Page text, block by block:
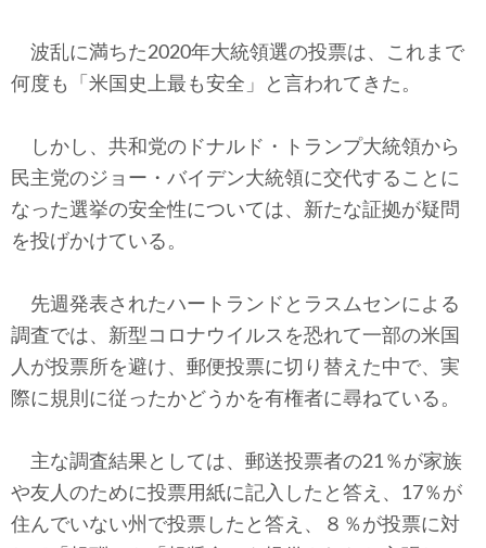
東アジア
波乱に満ちた2020年大統領選の投票は、これまで
何度も「米国史上最も安全」と言われてきた。
しかし、共和党のドナルド・トランプ大統領から
民主党のジョー・バイデン大統領に交代することに
なった選挙の安全性については、新たな証拠が疑問
を投げかけている。
先週発表されたハートランドとラスムセンによる
調査では、新型コロナウイルスを恐れて一部の米国
人が投票所を避け、郵便投票に切り替えた中で、実
際に規則に従ったかどうかを有権者に尋ねている。
主な調査結果としては、郵送投票者の21％が家族
や友人のために投票用紙に記入したと答え、17％が
住んでいない州で投票したと答え、８％が投票に対